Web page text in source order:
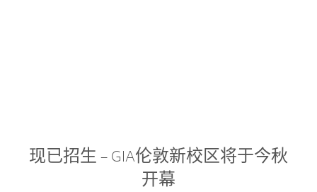
现已招生 – GIA伦敦新校区将于今秋
开幕